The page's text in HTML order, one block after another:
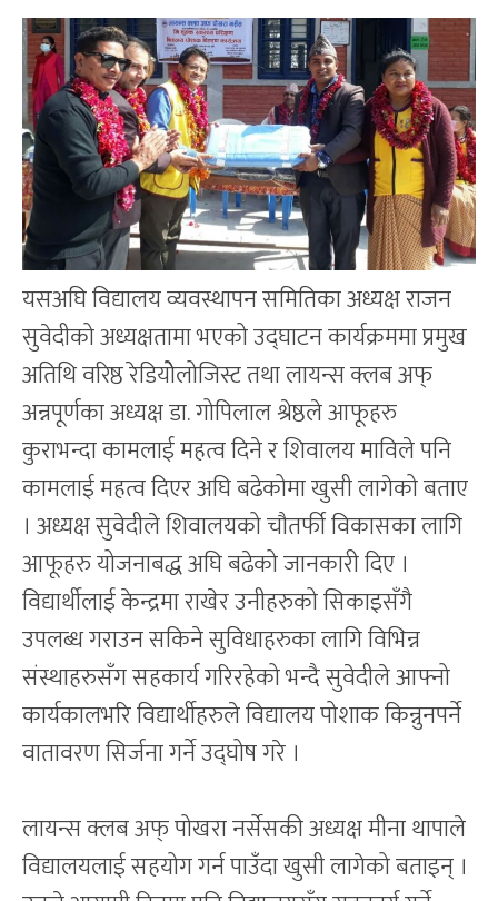
यसअघि विद्यालय व्यवस्थापन समितिका अध्यक्ष राजन
सुवेदीको अध्यक्षतामा भएको उद्घाटन कार्यक्रममा प्रमुख
अतिथि वरिष्ठ रेडियोेलोजिस्ट तथा लायन्स क्लब अफ्
अन्नपूर्णका अध्यक्ष डा. गोपिलाल श्रेष्ठले आफूहरु
कुराभन्दा कामलाई महत्व दिने र शिवालय माविले पनि
कामलाई महत्व दिएर अघि बढेकोमा खुसी लागेको बताए
। अध्यक्ष सुवेदीले शिवालयको चौतर्फी विकासका लागि
आफूहरु योजनाबद्ध अघि बढेको जानकारी दिए ।
विद्यार्थीलाई केन्द्रमा राखेर उनीहरुको सिकाइसँगै
उपलब्ध गराउन सकिने सुविधाहरुका लागि विभिन्न
संस्थाहरुसँग सहकार्य गरिरहेको भन्दै सुवेदीले आफ्नो
कार्यकालभरि विद्यार्थीहरुले विद्यालय पोशाक किन्नुनपर्ने
वातावरण सिर्जना गर्ने उद्घोष गरे ।
लायन्स क्लब अफ् पोखरा नर्सेसकी अध्यक्ष मीना थापाले
विद्यालयलाई सहयोग गर्न पाउँदा खुसी लागेको बताइन् ।